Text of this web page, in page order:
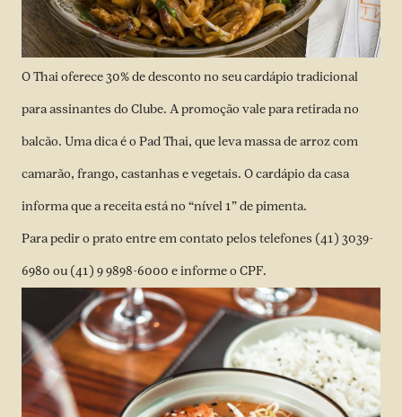
O Thai oferece 30% de desconto no seu cardápio tradicional
para assinantes do Clube. A promoção vale para retirada no
balcão. Uma dica é o Pad Thai, que leva massa de arroz com
camarão, frango, castanhas e vegetais. O cardápio da casa
informa que a receita está no “nível 1” de pimenta.
Para pedir o prato entre em contato pelos telefones (41) 3039-
6980 ou (41) 9 9898-6000 e informe o CPF.